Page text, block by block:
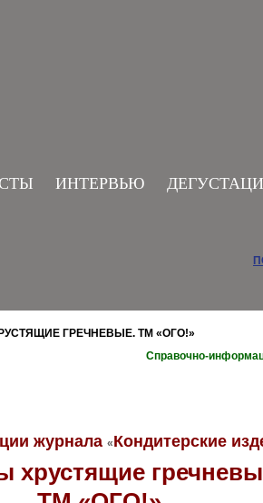
ИНТЕРВЬЮ
ГРЕЧНЕВЫЕ. ТМ «ОГО!»
Справочно-
журнала «Кондитерские
хрустящие